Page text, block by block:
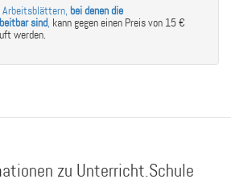
bei denen die
sind, kann gegen einen Preis von 15 €
werden.
zu Unterricht.Schule